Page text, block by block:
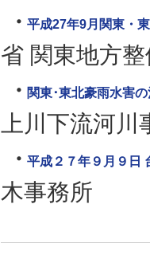
平成27年9月関東・
省 関東地方
関東･東北豪雨水害
上川下流河川
平成２７年９月９日
木事務所